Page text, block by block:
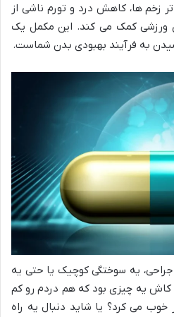
زخم ها، کاهش درد و تورم ناشی از
ورزشی کمک می کند. این مکمل یک
به فرآیند بهبودی بدن شماست.
یه سوختگی کوچیک یا حتی یه
کاش یه چیزی بود که هم دردم رو کم
خوب می کرد؟ یا شاید دنبال یه راه